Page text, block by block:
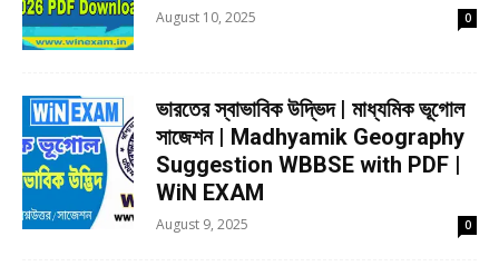
August 10, 2025 0
ভারতের স্বাভাবিক উদ্ভিদ | মাধ্যমিক ভূগোল
সাজেশন | Madhyamik Geography
Suggestion WBBSE with PDF |
WiN EXAM
August 9, 2025 0